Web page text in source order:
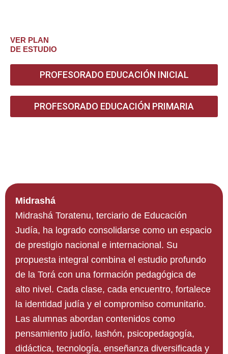
VER PLAN
DE ESTUDIO
PROFESORADO EDUCACIÓN INICIAL
PROFESORADO EDUCACIÓN PRIMARIA
Midrashá
Midrashá Toratenu, terciario de Educación
Judía, ha logrado consolidarse como un espacio
de prestigio nacional e internacional. Su
propuesta integral combina el estudio profundo
de la Torá con una formación pedagógica de
alto nivel. Cada clase, cada encuentro, fortalece
la identidad judía y el compromiso comunitario.
Las alumnas abordan contenidos como
pensamiento judío, lashón, psicopedagogía,
didáctica, tecnología, enseñanza diversificada y